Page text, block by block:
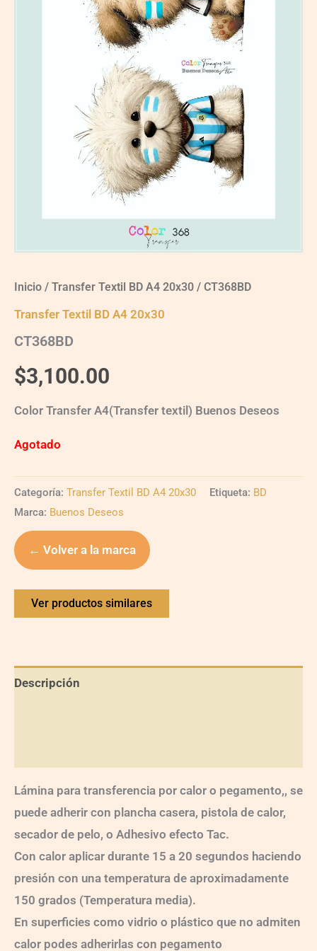
Inicio / Transfer Textil BD A4 20x30 / CT368BD
Transfer Textil BD A4 20x30
CT368BD
$3,100.00
Color Transfer A4(Transfer textil) Buenos Deseos
Agotado
Categoría: Transfer Textil BD A4 20x30 Etiqueta: BD
Marca: Buenos Deseos
← Volver a la marca
Ver productos similares
Descripción
Lámina para transferencia por calor o pegamento,, se
puede adherir con plancha casera, pistola de calor,
secador de pelo, o Adhesivo efecto Tac.
Con calor aplicar durante 15 a 20 segundos haciendo
presión con una temperatura de aproximadamente
150 grados (Temperatura media).
En superficies como vidrio o plástico que no admiten
calor podes adherirlas con pegamento